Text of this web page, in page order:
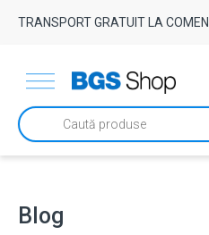
TRANSPORT GRATUIT LA
Products
search
Blog